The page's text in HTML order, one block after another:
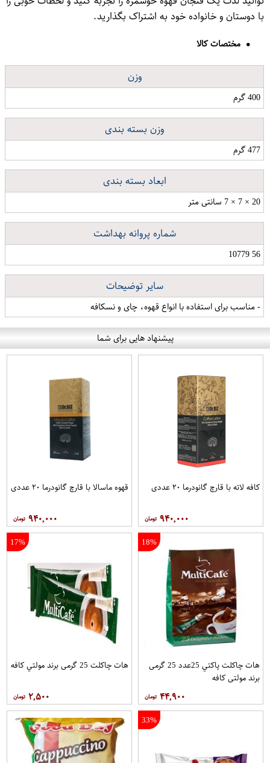
با دوستان و خانواده خود به اشتراک بگذارید.
مختصات کالا
وزن
400 گرم
وزن بسته بندی
477 گرم
ابعاد بسته بندی
20 × 7 × 7 سانتی متر
شماره پروانه بهداشت
56 10779
سایر توضیحات
- مناسب برای استفاده با انواع قهوه، چای و نسکافه
پیشنهاد هایی برای شما
کافه لاته با قارچ گانودرما ۲۰ عددی
۹۴۰,۰۰۰
قهوه ماسالا با قارچ گانودرما ۲۰ عددی
۹۴۰,۰۰۰
18%
هات چاکلت پاکتي 25عدد 25 گرمی
برند مولتي کافه
۴۴,۹۰۰
17%
هات چاکلت 25 گرمی برند مولتي کافه
۲,۵۰۰
33%